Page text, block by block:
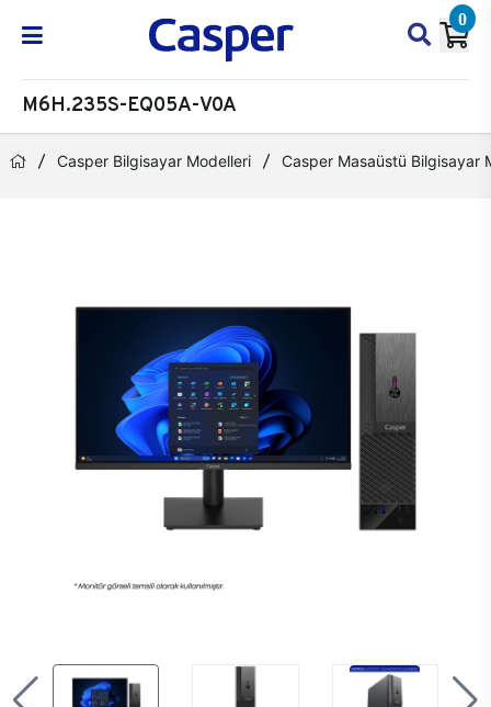
0
M6H.235S-EQ05A-V0A
Casper Bilgisayar Modelleri Casper Masaüstü Bilgisayar